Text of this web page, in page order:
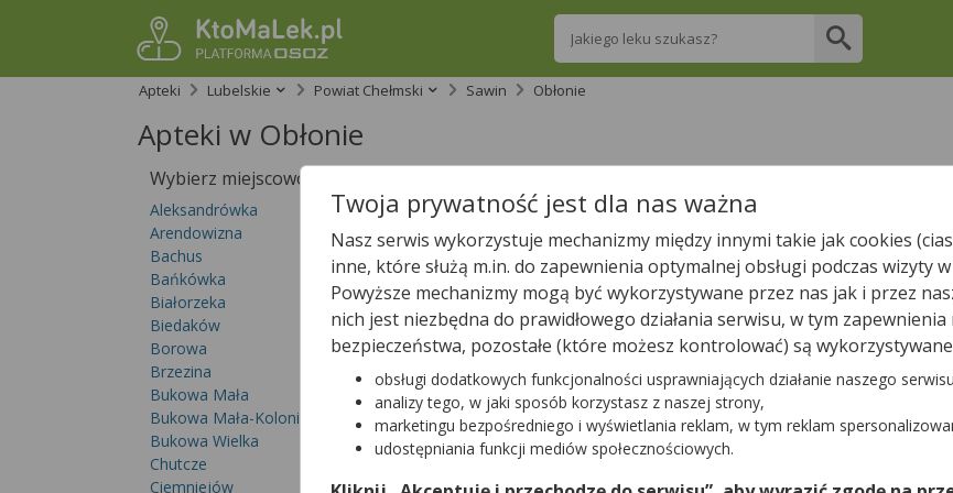
Wpisz nazwę leku
Apteki
Lubelskie Powiat Chełmski Sawin Obłonie
Apteki w Obłonie
Wybierz miejscowość
Aleksandrówka
Arendowizna
Bachus
Bańkówka
Białorzeka
Biedaków
Borowa
Brzezina
Bukowa Mała
Bukowa Mała-Kolonia
Bukowa Wielka
Chutcze
Ciemniejów
Sprawdź, które apteki w Obłonie posiadają Twój
Wpisz nazwę leku
Tylko otwarte apteki
W Obłonienie znaleźliśmy żadnej apteki. Najbliższa apteka znajduje się w
Sprawdź pełną listę aptek w najbliższej okolicy.
Twoja prywatność jest dla nas ważna
Nasz serwis wykorzystuje mechanizmy między innymi takie jak cookies
inne, które służą m.in. do zapewnienia optymalnej obsługi podczas wizyty
Powyższe mechanizmy mogą być wykorzystywane przez nas jak i przez
nich jest niezbędna do prawidłowego działania serwisu, w tym
bezpieczeństwa, pozostałe (które możesz kontrolować) są
obsługi dodatkowych funkcjonalności usprawniających działanie naszego
analizy tego, w jaki sposób korzystasz z naszej strony,
marketingu bezpośredniego i wyświetlania reklam, w tym reklam
udostępniania funkcji mediów społecznościowych.